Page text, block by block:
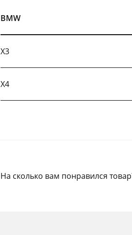
BMW
X3
X4
На сколько вам понравился